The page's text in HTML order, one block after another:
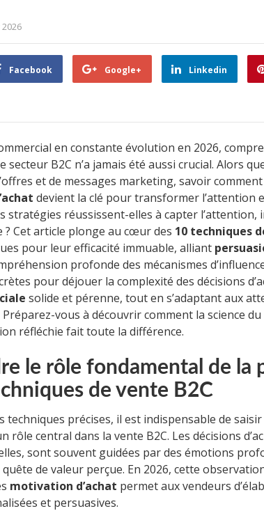
Facebook Google+ Linkedin
en constante évolution en 2026,
secteur B2C n’a jamais été aussi crucial. Alors
et de messages marketing, savoir
devient la clé pour transformer l’attention
stratégies réussissent-elles à capter l’attention,
Cet article plonge au cœur des 10 techniques
pour leur efficacité immuable, alliant
profonde des mécanismes
pour déjouer la complexité des décisions
solide et pérenne, tout en s’adaptant aux
Préparez-vous à découvrir comment la science
réfléchie fait toute la différence.
le rôle fondamental de la
de vente B2C
techniques précises, il est indispensable de
rôle central dans la vente B2C. Les décisions
sont souvent guidées par des émotions
de valeur perçue. En 2026, cette
motivation d’achat permet aux vendeurs
et persuasives.